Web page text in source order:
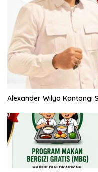
Alexander Wilyo Kantongi